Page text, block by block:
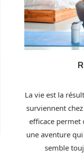
La vie est la
surviennent
efficace permet
une aventure
semble